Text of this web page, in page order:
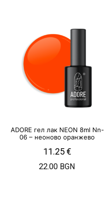
ADORE гел лак NEON 8ml Nn-
06 – неоново оранжево
11.25€
22.00 BGN